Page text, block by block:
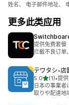
姓名、 电子邮件地址、
更多此类应用
提供免费套餐
拦截不良订单
テワタシ‑店
5.0星（满分
(1)
总共 1 条评论
•提
日本の事業
取りや配達地